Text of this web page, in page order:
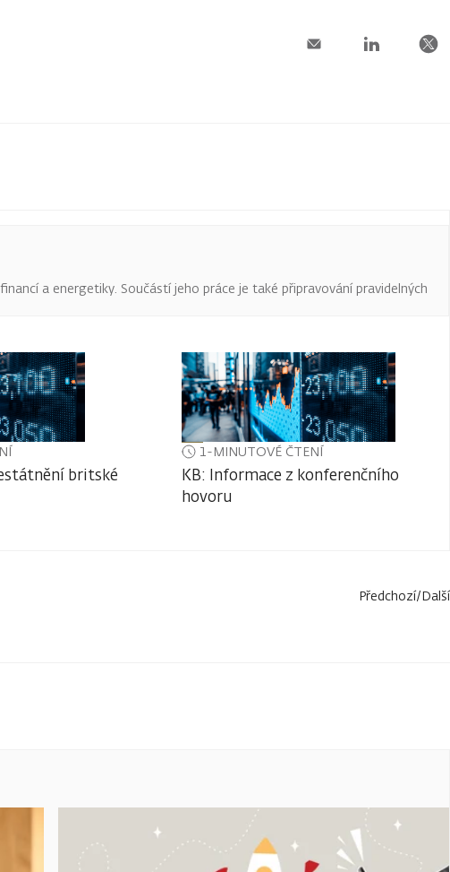
a energetiky. Součástí jeho práce je také připravování pravidelných
britské
1-MINUTOVÉ ČTENÍ
KB: Informace z konferenčního
hovoru
Předchozí/Další